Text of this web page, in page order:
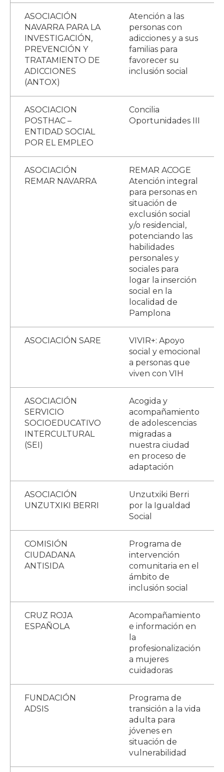
ASOCIACIÓN
NAVARRA PARA LA
INVESTIGACIÓN,
PREVENCIÓN Y
TRATAMIENTO DE
ADICCIONES
(ANTOX)
Atención a las
personas con
adicciones y a sus
familias para
favorecer su
inclusión social
ASOCIACION
POSTHAC –
ENTIDAD SOCIAL
POR EL EMPLEO
Concilia
Oportunidades III
ASOCIACIÓN
REMAR NAVARRA
REMAR ACOGE
Atención integral
para personas en
situación de
exclusión social
y/o residencial,
potenciando las
habilidades
personales y
sociales para
logar la inserción
social en la
localidad de
Pamplona
ASOCIACIÓN SARE
VIVIR+: Apoyo
social y emocional
a personas que
viven con VIH
ASOCIACIÓN
SERVICIO
SOCIOEDUCATIVO
INTERCULTURAL
(SEI)
Acogida y
acompañamiento
de adolescencias
migradas a
nuestra ciudad
en proceso de
adaptación
ASOCIACIÓN
UNZUTXIKI BERRI
Unzutxiki Berri
por la Igualdad
Social
COMISIÓN
CIUDADANA
ANTISIDA
Programa de
intervención
comunitaria en el
ámbito de
inclusión social
CRUZ ROJA
ESPAÑOLA
Acompañamiento
e información en
la
profesionalización
a mujeres
cuidadoras
FUNDACIÓN
ADSIS
Programa de
transición a la vida
adulta para
jóvenes en
situación de
vulnerabilidad